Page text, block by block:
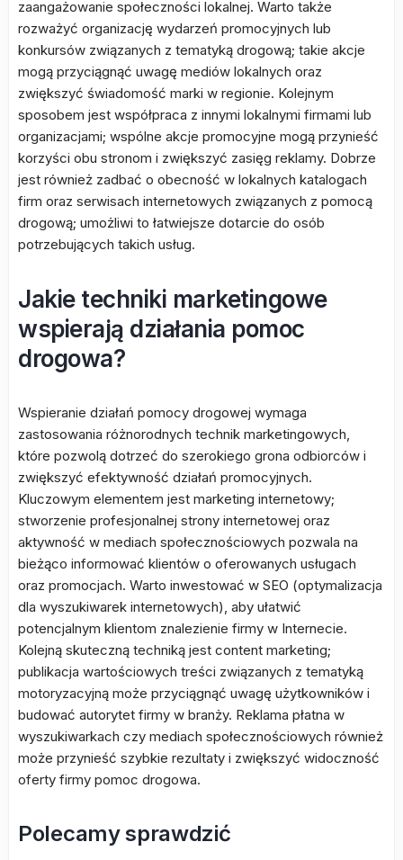
zaangażowanie społeczności lokalnej. Warto także
rozważyć organizację wydarzeń promocyjnych lub
konkursów związanych z tematyką drogową; takie akcje
mogą przyciągnąć uwagę mediów lokalnych oraz
zwiększyć świadomość marki w regionie. Kolejnym
sposobem jest współpraca z innymi lokalnymi firmami lub
organizacjami; wspólne akcje promocyjne mogą przynieść
korzyści obu stronom i zwiększyć zasięg reklamy. Dobrze
jest również zadbać o obecność w lokalnych katalogach
firm oraz serwisach internetowych związanych z pomocą
drogową; umożliwi to łatwiejsze dotarcie do osób
potrzebujących takich usług.
Jakie techniki marketingowe
wspierają działania pomoc
drogowa?
Wspieranie działań pomocy drogowej wymaga
zastosowania różnorodnych technik marketingowych,
które pozwolą dotrzeć do szerokiego grona odbiorców i
zwiększyć efektywność działań promocyjnych.
Kluczowym elementem jest marketing internetowy;
stworzenie profesjonalnej strony internetowej oraz
aktywność w mediach społecznościowych pozwala na
bieżąco informować klientów o oferowanych usługach
oraz promocjach. Warto inwestować w SEO (optymalizacja
dla wyszukiwarek internetowych), aby ułatwić
potencjalnym klientom znalezienie firmy w Internecie.
Kolejną skuteczną techniką jest content marketing;
publikacja wartościowych treści związanych z tematyką
motoryzacyjną może przyciągnąć uwagę użytkowników i
budować autorytet firmy w branży. Reklama płatna w
wyszukiwarkach czy mediach społecznościowych również
może przynieść szybkie rezultaty i zwiększyć widoczność
oferty firmy pomoc drogowa.
Polecamy sprawdzić